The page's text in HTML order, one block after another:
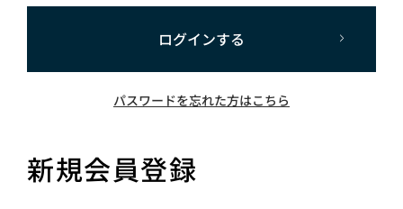
ログインする
パスワードを忘れた方はこちら
新規会員登録